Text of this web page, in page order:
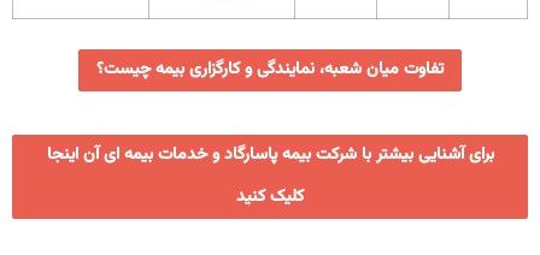
تفاوت میان شعبه، نمایندگی و کارگزاری بیمه چیست؟
برای آشنایی بیشتر با شرکت بیمه پاسارگاد و خدمات بیمه ای آن اینجا
کلیک کنید